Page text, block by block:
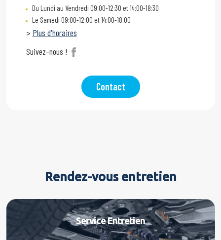
Du Lundi au Vendredi 09:00-12:30 et 14:00-18:30
Le Samedi 09:00-12:00 et 14:00-18:00
> Plus d'horaires
Suivez-nous !
Contact
Rendez-vous entretien
Service Entretien